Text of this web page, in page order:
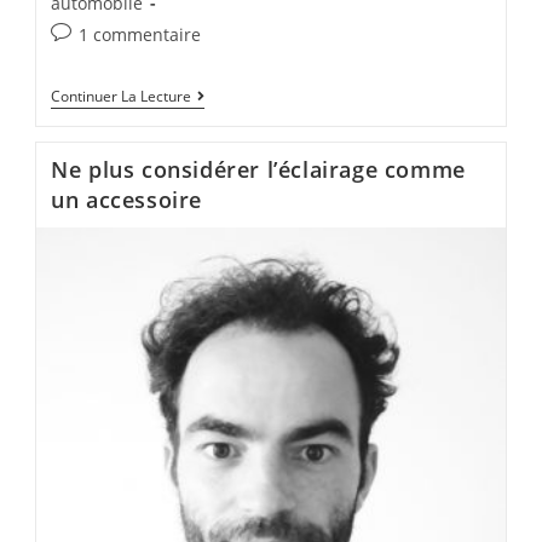
1 commentaire
Continuer La Lecture
Ne plus considérer l’éclairage comme
un accessoire